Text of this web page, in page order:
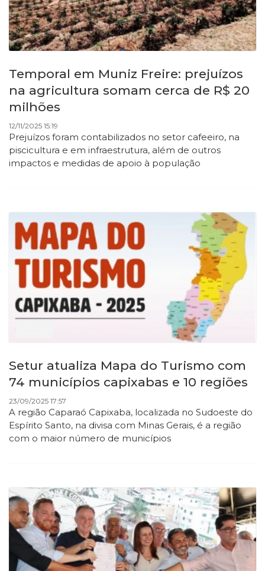
Temporal em Muniz Freire: prejuízos
na agricultura somam cerca de R$ 20
milhões
12/11/2025 15:19
Prejuízos foram contabilizados no setor cafeeiro, na
piscicultura e em infraestrutura, além de outros
impactos e medidas de apoio à população
Setur atualiza Mapa do Turismo com
74 municípios capixabas e 10 regiões
23/09/2025 17:57
A região Caparaó Capixaba, localizada no Sudoeste do
Espírito Santo, na divisa com Minas Gerais, é a região
com o maior número de municípios